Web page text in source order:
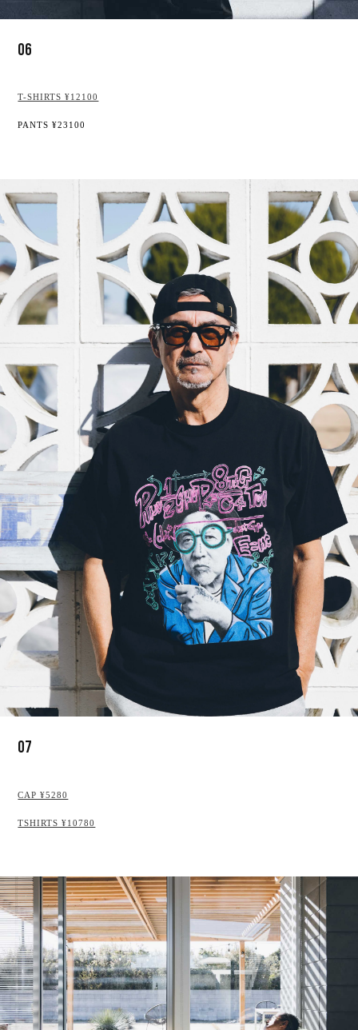
06
T-SHIRTS ¥12100
PANTS ¥23100
07
CAP ¥5280
TSHIRTS ¥10780